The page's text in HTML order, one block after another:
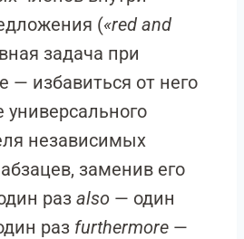
(«red and
задача при
— избавиться от него
универсального
независимых
заменив его
раз also — один
раз furthermore —